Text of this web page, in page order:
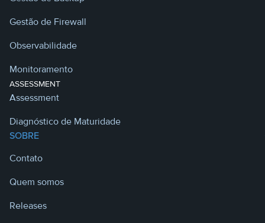
Gestão de Firewall
Observabilidade
Monitoramento
ASSESSMENT
Assessment
Diagnóstico de Maturidade
SOBRE
Contato
Quem somos
Releases